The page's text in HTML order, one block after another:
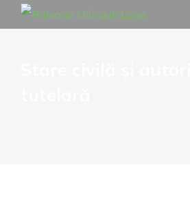
Skip
to